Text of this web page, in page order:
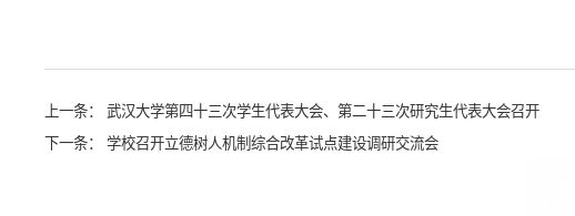
上一条：武汉大学第四十三次学生代表大会、第二十三次研究生代表大会召开
下一条：学校召开立德树人机制综合改革试点建设调研交流会